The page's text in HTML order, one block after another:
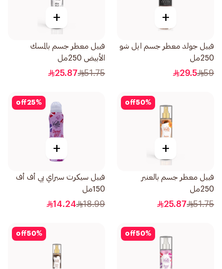
+
فييل جولد معطر جسم ايل شو
250مل
59
29.5
+
فييل معطر جسم بالمسك
الأبيض 250مل
51.75
25.87
50%
off
+
فييل معطر جسم بالعنبر
250مل
51.75
25.87
25%
off
+
فييل سيكرت سبراي بي أف أف
150مل
18.99
14.24
50%
off
50%
off